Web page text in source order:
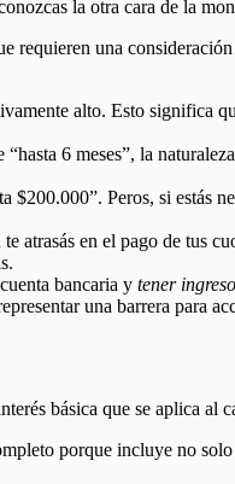
la otra cara de la
una
alto. Esto significa
6 meses”, la
$200.000”. Peros, si estás
atrasás en el pago de tus
bancaria y tener
una barrera para
básica que se aplica al
porque incluye no